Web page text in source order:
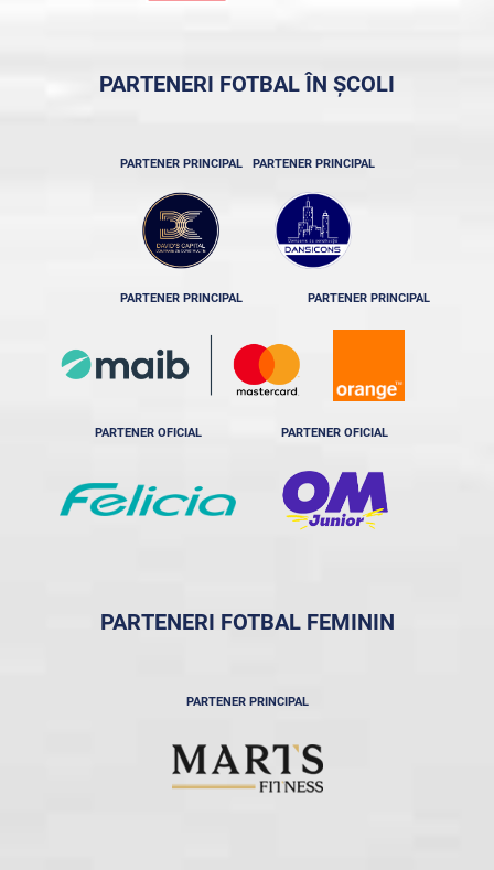
PARTENERI FOTBAL ÎN ȘCOLI
PARTENER PRINCIPAL PARTENER PRINCIPAL
PARTENER PRINCIPAL PARTENER PRINCIPAL
PARTENER OFICIAL PARTENER OFICIAL
PARTENERI FOTBAL FEMININ
PARTENER PRINCIPAL